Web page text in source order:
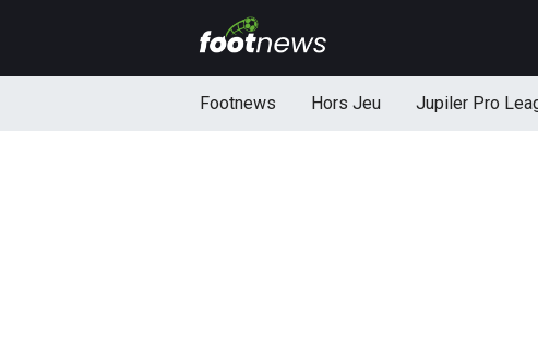
Footnews Hors Jeu Jupiler Pro